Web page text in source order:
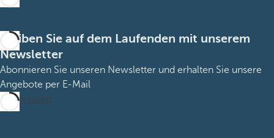
Bleiben Sie auf dem Laufenden mit unserem
Newsletter
Abonnieren Sie unseren Newsletter und erhalten Sie unsere
Angebote per E-Mail
Abonnieren